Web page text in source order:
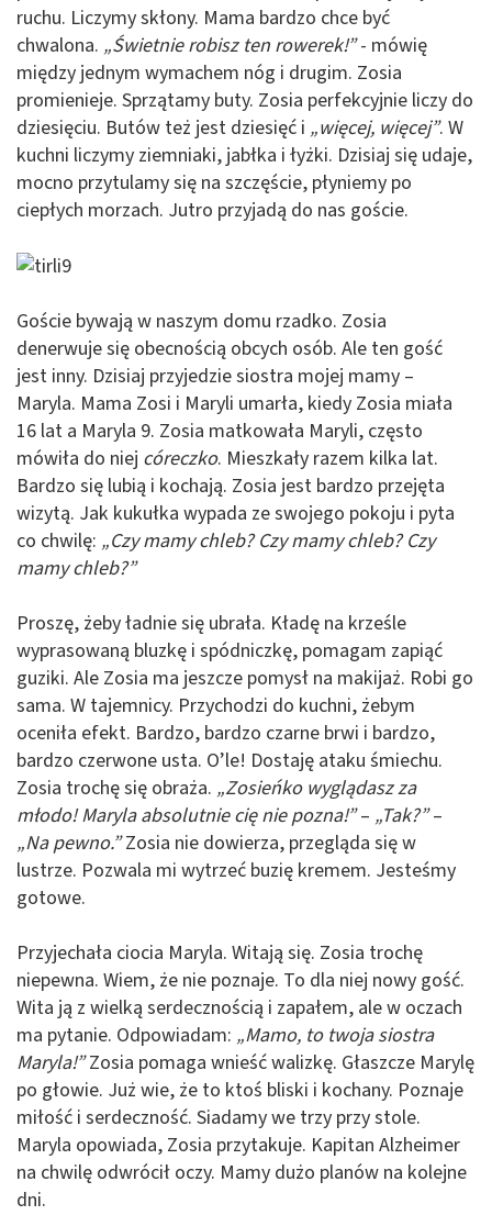
ruchu. Liczymy skłony. Mama bardzo chce być
chwalona. „Świetnie robisz ten rowerek!”- mówię
między jednym wymachem nóg i drugim. Zosia
promienieje. Sprzątamy buty. Zosia perfekcyjnie liczy do
dziesięciu. Butów też jest dziesięć i „więcej, więcej”. W
kuchni liczymy ziemniaki, jabłka i łyżki. Dzisiaj się udaje,
mocno przytulamy się na szczęście, płyniemy po
ciepłych morzach. Jutro przyjadą do nas goście.
Goście bywają w naszym domu rzadko. Zosia
denerwuje się obecnością obcych osób. Ale ten gość
jest inny. Dzisiaj przyjedzie siostra mojej mamy –
Maryla. Mama Zosi i Maryli umarła, kiedy Zosia miała
16 lat a Maryla 9. Zosia matkowała Maryli, często
mówiła do niej córeczko. Mieszkały razem kilka lat.
Bardzo się lubią i kochają. Zosia jest bardzo przejęta
wizytą. Jak kukułka wypada ze swojego pokoju i pyta
co chwilę: „Czy mamy chleb? Czy mamy chleb? Czy
mamy chleb?”
Proszę, żeby ładnie się ubrała. Kładę na krześle
wyprasowaną bluzkę i spódniczkę, pomagam zapiąć
guziki. Ale Zosia ma jeszcze pomysł na makijaż. Robi go
sama. W tajemnicy. Przychodzi do kuchni, żebym
oceniła efekt. Bardzo, bardzo czarne brwi i bardzo,
bardzo czerwone usta. O’le! Dostaję ataku śmiechu.
Zosia trochę się obraża. „Zosieńko wyglądasz za
młodo! Maryla absolutnie cię nie pozna!”– „Tak?”–
„Na pewno.”Zosia nie dowierza, przegląda się w
lustrze. Pozwala mi wytrzeć buzię kremem. Jesteśmy
gotowe.
Przyjechała ciocia Maryla. Witają się. Zosia trochę
niepewna. Wiem, że nie poznaje. To dla niej nowy gość.
Wita ją z wielką serdecznością i zapałem, ale w oczach
ma pytanie. Odpowiadam: „Mamo, to twoja siostra
Maryla!”Zosia pomaga wnieść walizkę. Głaszcze Marylę
po głowie. Już wie, że to ktoś bliski i kochany. Poznaje
miłość i serdeczność. Siadamy we trzy przy stole.
Maryla opowiada, Zosia przytakuje. Kapitan Alzheimer
na chwilę odwrócił oczy. Mamy dużo planów na kolejne
dni.